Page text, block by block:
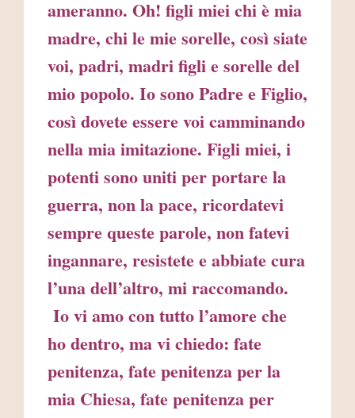
ameranno. Oh! figli miei chi è mia
madre, chi le mie sorelle, così siate
voi, padri, madri figli e sorelle del
mio popolo. Io sono Padre e Figlio,
così dovete essere voi camminando
nella mia imitazione. Figli miei, i
potenti sono uniti per portare la
guerra, non la pace, ricordatevi
sempre queste parole, non fatevi
ingannare, resistete e abbiate cura
l’una dell’altro, mi raccomando.
Io vi amo con tutto l’amore che
ho dentro, ma vi chiedo: fate
penitenza, fate penitenza per la
mia Chiesa, fate penitenza per